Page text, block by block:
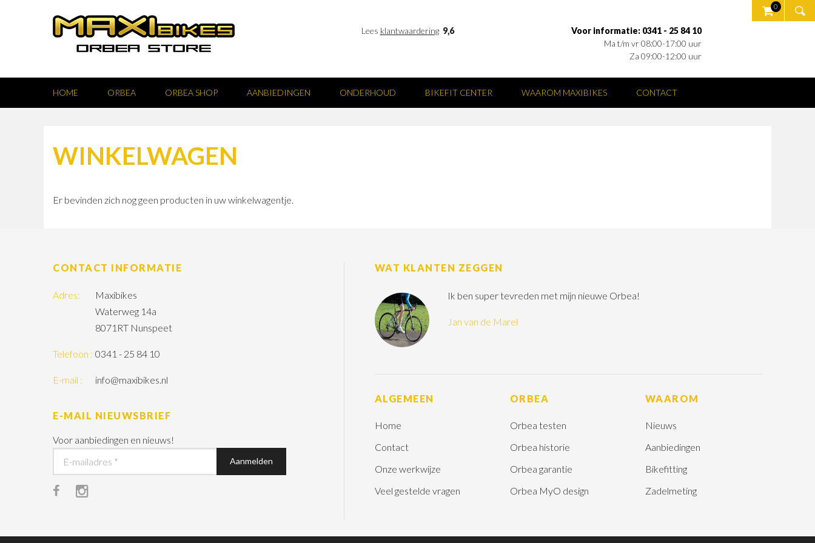
Lees klantwaardering 9,6
Voor informatie: 0341 - 25 84 10
Ma t/m vr 08:00-17:00 uur
Za 09:00-12:00 uur
0
HOME ORBEA ORBEA SHOP AANBIEDINGEN ONDERHOUD BIKEFIT CENTER WAAROM MAXIBIKES CONTACT
WINKELWAGEN
Er bevinden zich nog geen producten in uw winkelwagentje.
CONTACT INFORMATIE
Adres:
Maxibikes
Waterweg 14a
8071RT Nunspeet
Telefoon : 0341 - 25 84 10
E-mail : info@maxibikes.nl
E-MAIL NIEUWSBRIEF
Voor aanbiedingen en nieuws!
WAT KLANTEN ZEGGEN
Ik ben super tevreden met mijn nieuwe Orbea!
Jan van de Marel
ALGEMEEN
Home
Contact
Onze werkwijze
Veel gestelde vragen
ORBEA
Orbea testen
Orbea historie
Orbea garantie
Orbea MyO design
WAAROM
Nieuws
Aanbiedingen
Bikefitting
Zadelmeting